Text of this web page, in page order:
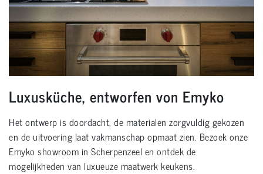
Luxusküche, entworfen von Emyko
Het ontwerp is doordacht, de materialen zorgvuldig gekozen
en de uitvoering laat vakmanschap opmaat zien. Bezoek onze
Emyko showroom in Scherpenzeel en ontdek de
mogelijkheden van luxueuze maatwerk keukens.